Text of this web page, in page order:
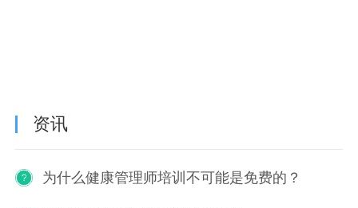
资讯
为什么健康管理师培训不可能是免费的？